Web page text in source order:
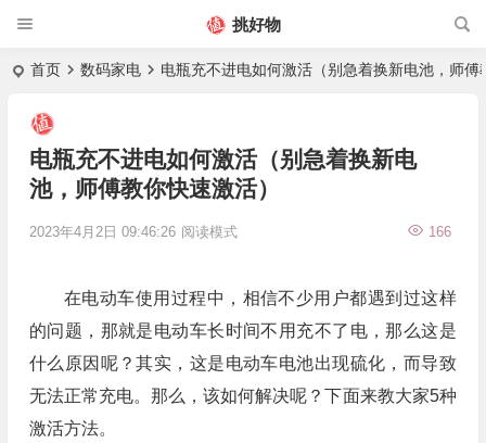
挑好物
首页 数码家电 电瓶充不进电如何激活（别急着换新电池，师傅
电瓶充不进电如何激活（别急着换新电
池，师傅教你快速激活）
2023年4月2日 09:46:26 166
阅读模式
在电动车使用过程中，相信不少用户都遇到过这样
的问题，那就是电动车长时间不用充不了电，那么这是
什么原因呢？其实，这是电动车电池出现硫化，而导致
无法正常充电。那么，该如何解决呢？下面来教大家5种
激活方法。